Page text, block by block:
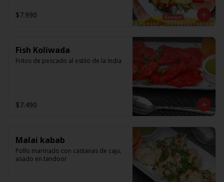
$7.990
Fish Koliwada
Fritos de pescado al estilo de la India
$7.490
Malai kabab
Pollo marinado con castanas de caju,
asado en tandoor